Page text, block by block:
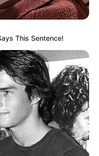
da flor
This Sentence!